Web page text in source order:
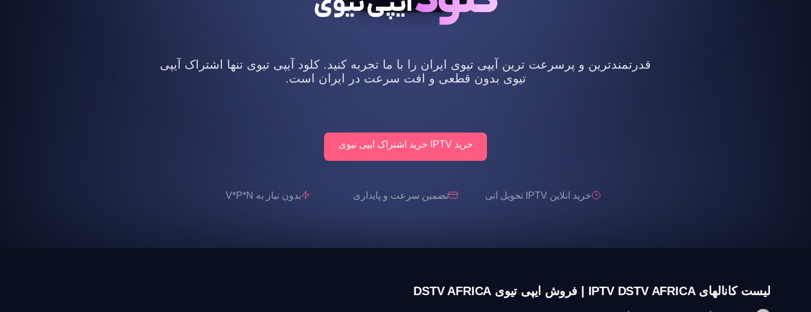
قدرتمندترین و پرسرعت ترین آیپی تیوی ایران را با ما تجربه کنید. کلود آیپی تیوی تنها اشتراک آیپی
تیوی بدون قطعی و افت سرعت در ایران است.
خرید IPTV خرید اشتراک ایپی تیوی
خرید انلاین IPTV تحویل انی تضمین سرعت و پایداری بدون نیاز به V*P*N
لیست کانالهای IPTV DSTV AFRICA | فروش ایپی تیوی DSTV AFRICA